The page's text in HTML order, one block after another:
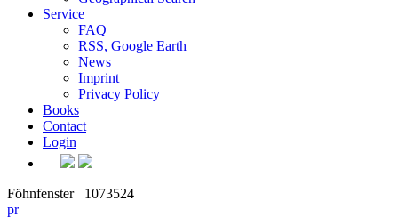
Service
FAQ
RSS, Google Earth
News
Imprint
Privacy Policy
Books
Contact
Login
Föhnfenster 1073524